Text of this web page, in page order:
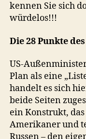
kennen Sie sich
würdelos!!!
Die 28 Punkte
US-
Plan als eine
handelt es sich
beide Seiten
ein Konstrukt,
Amerikaner und